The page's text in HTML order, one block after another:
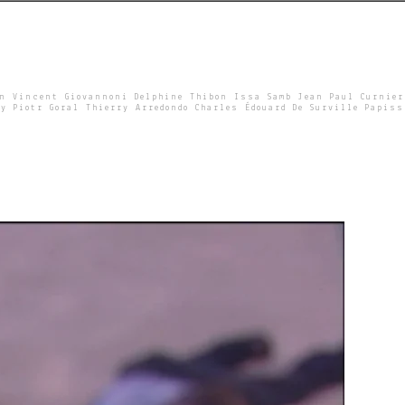
Vincent Giovannoni Delphine Thibon Issa Samb Jean Paul Curnier
Piotr Goral Thierry Arredondo Charles Édouard De Surville Papiss